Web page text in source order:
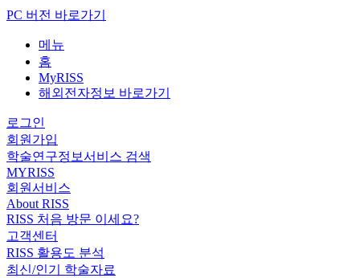
PC 버전 바로가기
메뉴
홈
MyRISS
해외전자정보 바로가기
로그인
회원가입
학술연구정보서비스 검색
MYRISS
회원서비스
About RISS
RISS 처음 방문 이세요?
고객센터
RISS 활용도 분석
최신/인기 학술자료